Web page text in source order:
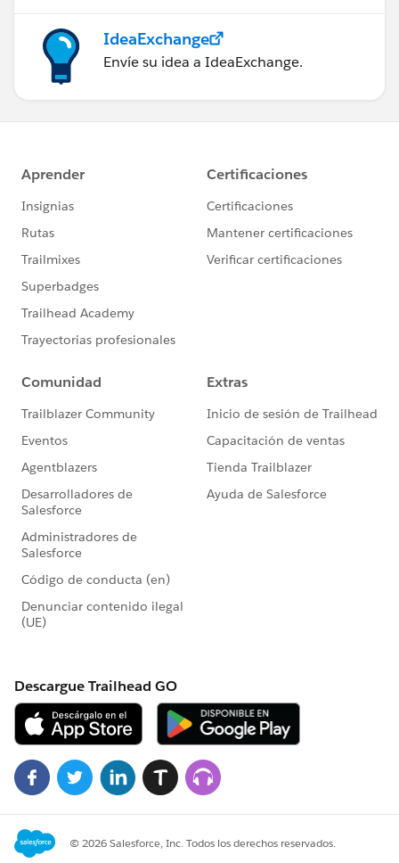
IdeaExchange
Envíe su idea a IdeaExchange.